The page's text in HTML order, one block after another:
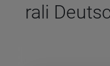
rali